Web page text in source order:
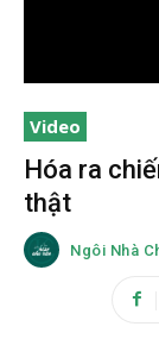
Video
Hóa ra
thật
Ngôi Nhà